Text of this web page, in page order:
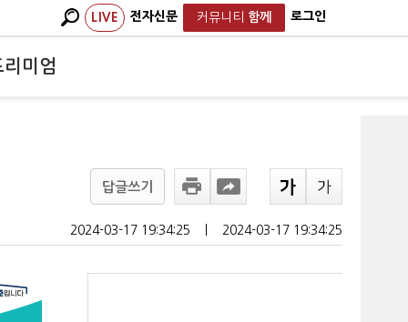
LIVE 전자신문 커뮤니티 함께 로그인
리미엄
답글쓰기
2024-03-17 19:34:25 2024-03-17 19:34:25